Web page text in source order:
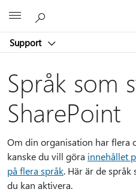
Support
Språk som
SharePoint
Om din organisation har flera
kanske du vill göra innehållet
på flera språk. Här är de språk
du kan aktivera.